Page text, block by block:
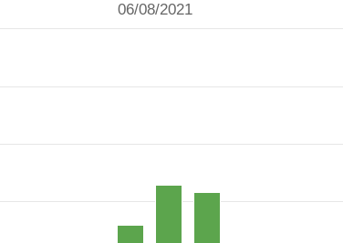
06/08/2021